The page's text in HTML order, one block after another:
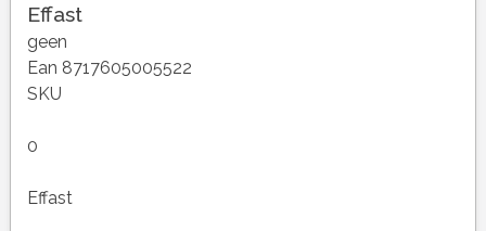
Effast
geen
Ean 8717605005522
SKU
0
Effast